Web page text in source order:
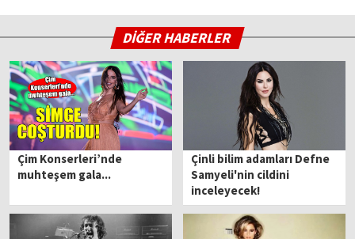
DİĞER HABERLER
Çim Konserleri’nde
muhteşem gala...
Çinli bilim adamları Defne
Samyeli'nin cildini
inceleyecek!